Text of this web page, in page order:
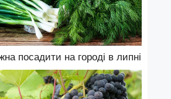
посадити на городі в липні